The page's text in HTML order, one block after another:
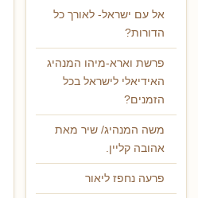
אל עם ישראל- לאורך כל
הדורות?
פרשת וארא-מיהו המנהיג
האידיאלי לישראל בכל
הזמנים?
משה המנהיג/ שיר מאת
אהובה קליין.
פרעה נחפז ליאור